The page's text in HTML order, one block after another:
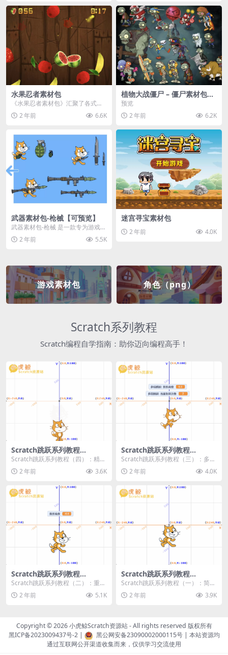
水果忍者素材包
《水果忍者素材包》汇聚了各式鲜
美诱人的水果图像与清脆悦耳的切
割音效，专为追求极致...
2 年前 6.6K
植物大战僵尸 – 僵尸素材包
【可预览】
预览
2 年前
6.2K
武器素材包-枪械【可预览】
武器素材包-枪械 是一款专为游戏开
发者和创作者设计的素材包，包含
多种高质量的枪械...
2 年前 5.5K
迷宫寻宝素材包
2 年前 4.0K
游戏素材包 角色（png）
Scratch系列教程
Scratch编程自学指南：助你迈向编程高手！
Scratch跳跃系列教程
（四）：精准着陆
Scratch跳跃系列教程（四）：精准
着陆 作者：小虎鲸Scratch资源站
... 2 年前 3.6K
Scratch跳跃系列教程
（三）：多段跳跃
Scratch跳跃系列教程（三）：多段
跳跃 作者：小虎鲸Scratch资源站
连...2 年前 4.0K
Scratch跳跃系列教程
（二）：重力跳跃
Scratch跳跃系列教程（二）：重力
跳跃 作者：小虎鲸Scratch资源站
按...2 年前 5.1K
Scratch跳跃系列教程
（一）：简单跳跃
Scratch跳跃系列教程（一）：简单
跳跃 作者：小虎鲸Scratch资源站
按...2 年前 3.9K
Copyright © 2026小虎鲸Scratch资源站- All rights reserved 版权所有
黑ICP备2023009437号-2| 黑公网安备23090002000115号| 本站资源均
通过互联网公开渠道收集而来，仅供学习交流使用